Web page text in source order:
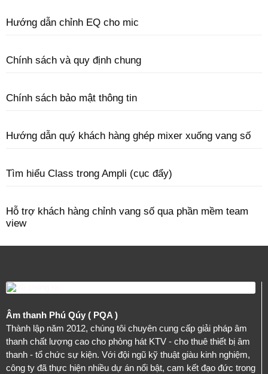
Hướng dẫn chỉnh EQ cho mic
Chính sách và quy định chung
Chính sách bảo mật thông tin
Hướng dẫn quý khách hàng ghép mixer xuống vang số
Tìm hiểu Class trong Ampli (cục đẩy)
Hỗ trợ khách hàng chỉnh vang số qua phần mềm team
view
Âm thanh Phú Qúy ( PQA )
Thành lập năm 2012, chúng tôi chuyên cung cấp giải pháp âm
thanh chất lượng cao cho phòng hát KTV - cho thuê thiết bị âm
thanh - tổ chức sự kiện. Với đội ngũ kỹ thuật giàu kinh nghiệm,
công ty đã thực hiện nhiều dự án nổi bật, cam kết đạo đức trong